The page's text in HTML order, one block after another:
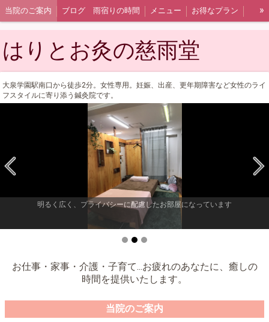
当院のご案内 ブログ 雨宿りの時間 メニュー お得なプラン
スタッフ紹介、マップ
»
はりとお灸の慈雨堂
大泉学園駅南口から徒歩2分。女性専用。妊娠、出産、更年期障害など女性のライ
フスタイルに寄り添う鍼灸院です。
明るく広く、プライバシーに配慮したお部屋になっています
お仕事・家事・介護・子育て...お疲れのあなたに、癒しの
時間を提供いたします。
当院のご案内